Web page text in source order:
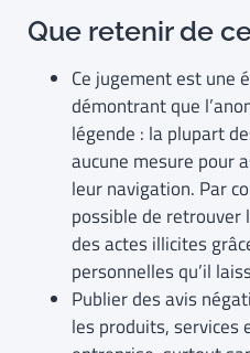
Que retenir de
Ce jugement est une
démontrant que
légende : la plupart
aucune mesure pour
leur navigation. Par
possible de retrouver
des actes illicites
personnelles qu’il
Publier des avis
les produits, services